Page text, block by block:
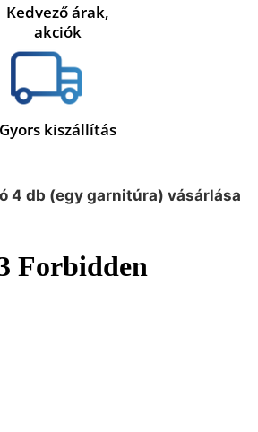
Kedvező árak,
akciók
Gyors kiszállítás
4 db (egy garnitúra) vásárlása